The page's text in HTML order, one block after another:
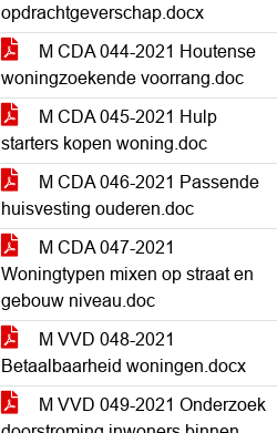
opdrachtgeverschap.docx
M CDA 044-2021 Houtense
woningzoekende voorrang.doc
M CDA 045-2021 Hulp
starters kopen woning.doc
M CDA 046-2021 Passende
huisvesting ouderen.doc
M CDA 047-2021
Woningtypen mixen op straat en
gebouw niveau.doc
M VVD 048-2021
Betaalbaarheid woningen.docx
M VVD 049-2021 Onderzoek